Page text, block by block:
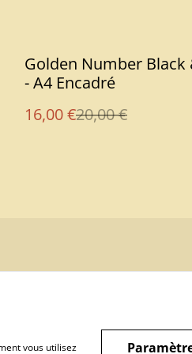
%
Golden Number Black
- A4 Encadré
16,00 €20,00 €
vous utilisez